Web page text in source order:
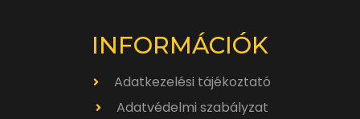
INFORMÁCIÓK
Adatkezelési tájékoztató
Adatvédelmi szabályzat